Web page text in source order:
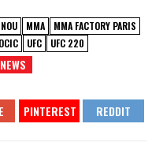
MMA
MMA FACTORY PARIS
UFC UFC 220